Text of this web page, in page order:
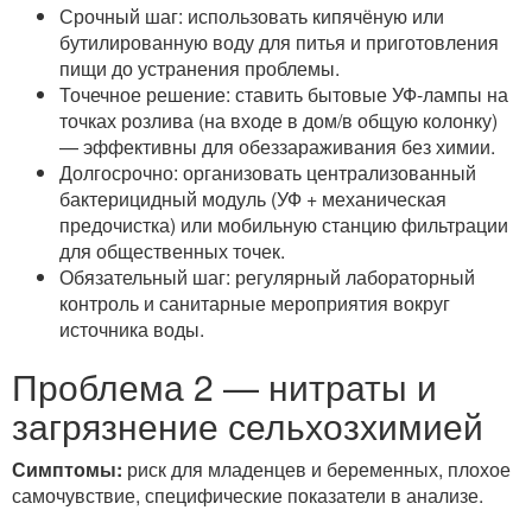
Срочный шаг: использовать кипячёную или
бутилированную воду для питья и приготовления
пищи до устранения проблемы.
Точечное решение: ставить бытовые УФ-лампы на
точках розлива (на входе в дом/в общую колонку)
— эффективны для обеззараживания без химии.
Долгосрочно: организовать централизованный
бактерицидный модуль (УФ + механическая
предочистка) или мобильную станцию фильтрации
для общественных точек.
Обязательный шаг: регулярный лабораторный
контроль и санитарные мероприятия вокруг
источника воды.
Проблема 2 — нитраты и
загрязнение сельхозхимией
Симптомы: риск для младенцев и беременных, плохое
самочувствие, специфические показатели в анализе.